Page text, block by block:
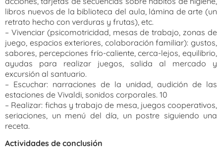
libros nuevos de la biblioteca del aula, lámina de arte (un
retrato hecho con verduras y frutas), etc.
– Vivenciar (psicomotricidad, mesas de trabajo, zonas de
juego, espacios exteriores, colaboración familiar): gustos,
sabores, percepciones frío-caliente, cerca-lejos, equilibrio,
ayudas para realizar juegos, salida al mercado y
excursión al santuario.
– Escuchar: narraciones de la unidad, audición de las
estaciones de Vivaldi, sonidos corporales. 10
– Realizar: fichas y trabajo de mesa, juegos cooperativos,
seriaciones, un menú del día, un postre siguiendo una
receta.
Actividades de conclusión